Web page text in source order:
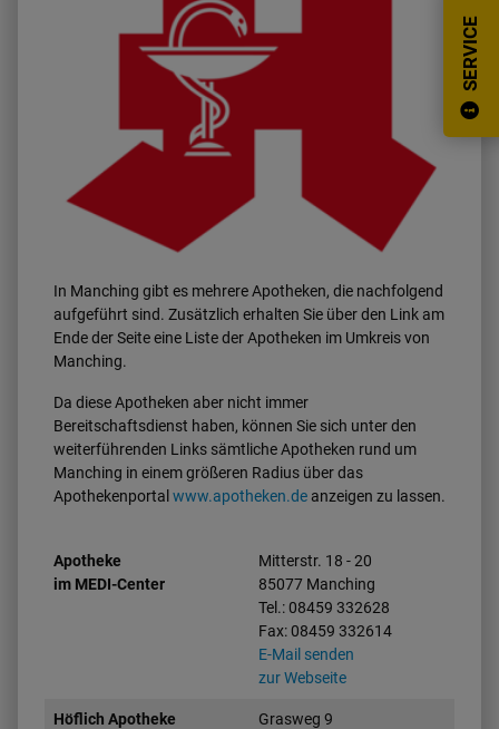
SERVICE
In Manching gibt es mehrere Apotheken, die nachfolgend
aufgeführt sind. Zusätzlich erhalten Sie über den Link am
Ende der Seite eine Liste der Apotheken im Umkreis von
Manching.
Da diese Apotheken aber nicht immer
Bereitschaftsdienst haben, können Sie sich unter den
weiterführenden Links sämtliche Apotheken rund um
Manching in einem größeren Radius über das
Apothekenportal www.apotheken.deanzeigen zu lassen.
Apotheke
im MEDI-Center
Mitterstr. 18 - 20
85077 Manching
Tel.: 08459 332628
Fax: 08459 332614
E-Mail senden
zur Webseite
Höflich Apotheke
Grasweg 9